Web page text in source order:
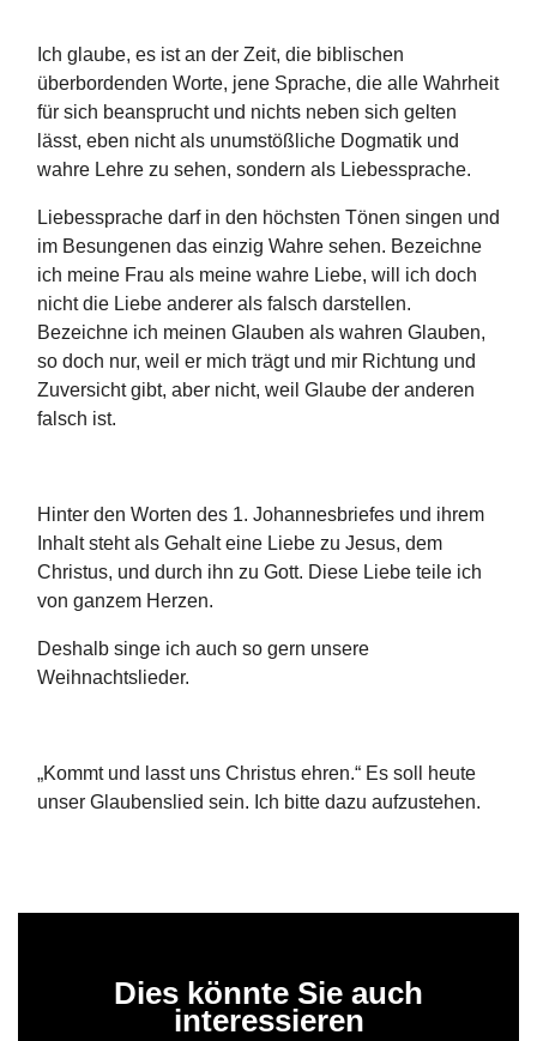
Ich glaube, es ist an der Zeit, die biblischen
überbordenden Worte, jene Sprache, die alle Wahrheit
für sich beansprucht und nichts neben sich gelten
lässt, eben nicht als unumstößliche Dogmatik und
wahre Lehre zu sehen, sondern als Liebessprache.
Liebessprache darf in den höchsten Tönen singen und
im Besungenen das einzig Wahre sehen. Bezeichne
ich meine Frau als meine wahre Liebe, will ich doch
nicht die Liebe anderer als falsch darstellen.
Bezeichne ich meinen Glauben als wahren Glauben,
so doch nur, weil er mich trägt und mir Richtung und
Zuversicht gibt, aber nicht, weil Glaube der anderen
falsch ist.
Hinter den Worten des 1. Johannesbriefes und ihrem
Inhalt steht als Gehalt eine Liebe zu Jesus, dem
Christus, und durch ihn zu Gott. Diese Liebe teile ich
von ganzem Herzen.
Deshalb singe ich auch so gern unsere
Weihnachtslieder.
„Kommt und lasst uns Christus ehren.“ Es soll heute
unser Glaubenslied sein. Ich bitte dazu aufzustehen.
Dies könnte Sie auch
interessieren